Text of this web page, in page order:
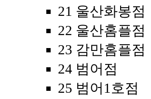
21 울산화봉점
22 울산홈플점
23 감만홈플점
24 범어점
25 범어1호점